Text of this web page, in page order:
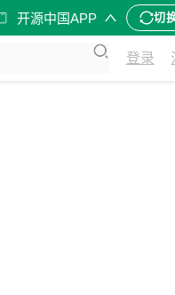
开源中国APP 切
登录